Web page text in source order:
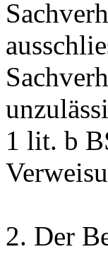
1 lit. b
2. Der